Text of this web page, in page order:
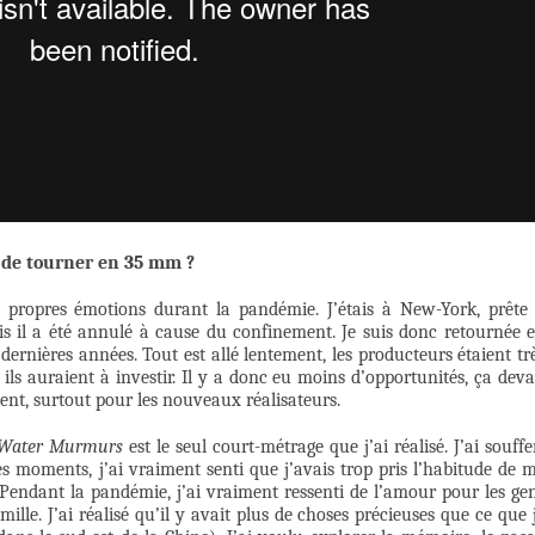
tourner en 35 mm ?
émotions durant la pandémie. J’étais à New-York, prête
il a été annulé à cause du confinement. Je suis donc retournée
années. Tout est allé lentement, les producteurs étaient
auraient à investir. Il y a donc eu moins d’opportunités, ça
surtout pour les nouveaux réalisateurs.
Murmurs est le seul court-métrage que j’ai réalisé. J’ai
moments, j’ai vraiment senti que j’avais trop pris l’habitude de
la pandémie, j’ai vraiment ressenti de l’amour pour les
J’ai réalisé qu’il y avait plus de choses précieuses que ce que